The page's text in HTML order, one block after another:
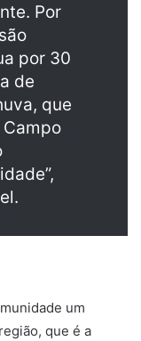
Por
por 30
de
que
um
que é a